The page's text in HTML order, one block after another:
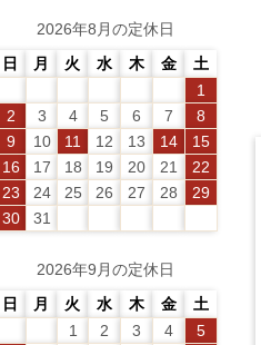
2026年8月の定休日
日
月 火 水 木 金
土
1
2
3 4 5 6 7
8
9
10 11 12 13 14
15
16
17 18 19 20 21
22
23
24 25 26 27 28
29
30
31
2026年9月の定休日
日
月 火 水 木 金
土
1
2 3 4
5